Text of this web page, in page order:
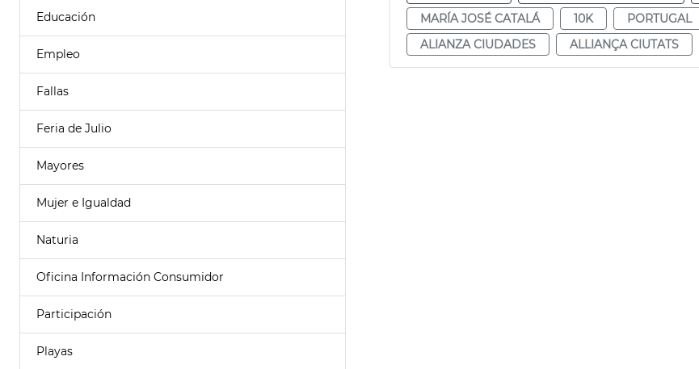
Educación
Empleo
Fallas
Feria de Julio
Mayores
Mujer e Igualdad
Naturia
Oficina Información Consumidor
Participación
Playas
MARÍA JOSÉ CATALÁ
10K PORTUGAL
ALIANZA CIUDADES
ALLIANÇA CIUTATS